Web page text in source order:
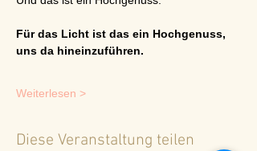
Für das Licht ist das ein Hochgenuss,
uns da hineinzuführen.
Weiterlesen >
Diese Veranstaltung teilen